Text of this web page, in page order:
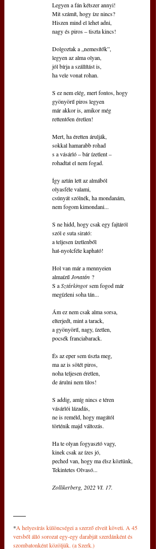
Legyen a fán kétszer annyi!
Mit számít, hogy íze nincs?
Hiszen mind el lehet adni,
nagy és piros – tiszta kincs!
Dolgoztak a „nemesítők”,
legyen az alma olyan,
jól bírja a szállítást is,
ha vele vonat rohan.
S ez nem elég, mert fontos, hogy
gyönyörű piros legyen
már akkor is, amikor még
rettentően éretlen!
Mert, ha éretten árulják,
sokkal hamarabb rohad
s a vásárló – bár ízetlent –
rohadtat el nem fogad.
Így aztán lett az almából
olyasféle valami,
csúnyát szólnék, ha mondanám,
nem fogom kimondani...
S ne hidd, hogy csak egy fajtáról
szól e suta sirató:
a teljesen ízetlenből
hat-nyolcféle kapható!
Hol van már a mennyeien
almaízű Jonatán ?
S a Sztárkingot sem fogod már
megízleni soha tán...
Ám ez nem csak alma sorsa,
elterjedt, mint a tarack,
a gyönyörű, nagy, ízetlen,
pocsék franciabarack.
És az eper sem úszta meg,
ma az is sötét piros,
noha teljesen éretlen,
de árulni nem tilos!
S addig, amíg nincs e téren
vásárlói lázadás,
ne is reméld, hogy magától
történik majd változás.
Ha te olyan fogyasztó vagy,
kinek csak az ízes jó,
peched van, hogy ma élsz köztünk,
Tekintetes Olvasó...
Zollikerberg, 2022 VI. 17.
*A helyesírás különcségei a szerző elveit követi. A 45
versből álló sorozat egy-egy darabját szerdánként és
szombatonként közöljük. (a Szerk.)